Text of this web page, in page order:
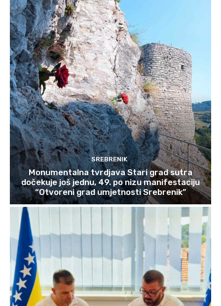
SREBRENIK
Monumentalna tvrdjava Stari grad sutra
dočekuje još jednu, 49. po nizu manifestaciju
“Otvoreni grad umjetnosti Srebrenik”